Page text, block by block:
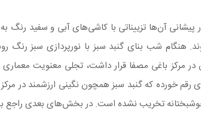
۴ ایوان بوده که در پیشانی آن‌ها تزییناتی با کاشی‌های آبی و
هنگام شب بنای گنبد سبز با نورپردازی سبز
در مرکز باغی مصفا قرار داشت، تجلی معنویت
خورده که گنبد سبز همچون نگینی ارزشمند در مرکز
خوشبختانه تخریب نشده است. در بخش‌های بعدی راجع